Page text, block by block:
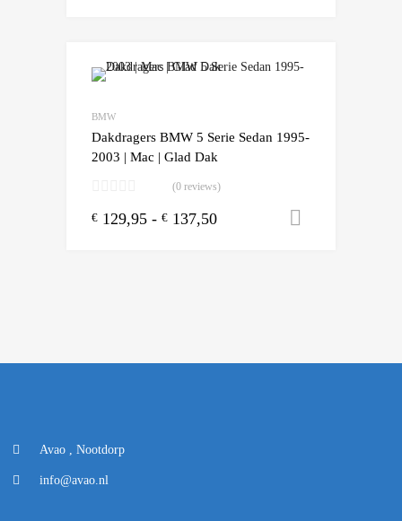
BMW
Dakdragers BMW 5 Serie Sedan 1995-
2003 | Mac | Glad Dak
(0 reviews)
€ 129,95 - € 137,50
Avao , Nootdorp
info@avao.nl